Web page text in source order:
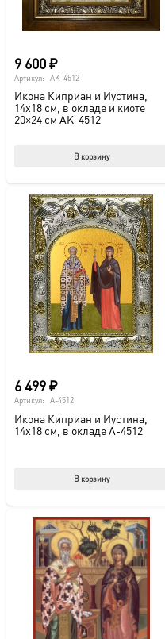
9 600₽
Артикул: AK-4512
Икона Киприан и Иустина,
14х18 см, в окладе и киоте
20×24 см AK-4512
В корзину
6 499₽
Артикул: A-4512
Икона Киприан и Иустина,
14х18 см, в окладе A-4512
В корзину